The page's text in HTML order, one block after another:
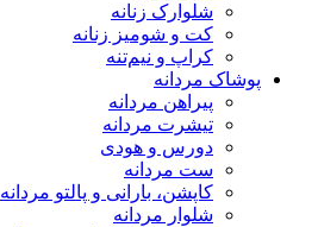
شلوارک زنانه
کت و شومیز زنانه
کراپ و نیم‌تنه
پوشاک مردانه
پیراهن مردانه
تیشرت مردانه
دورس و هودی
ست مردانه
کاپشن، بارانی و پالتو مردانه
شلوار مردانه